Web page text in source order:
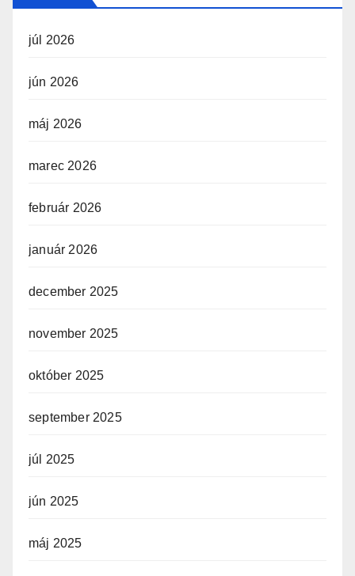
júl 2026
jún 2026
máj 2026
marec 2026
február 2026
január 2026
december 2025
november 2025
október 2025
september 2025
júl 2025
jún 2025
máj 2025